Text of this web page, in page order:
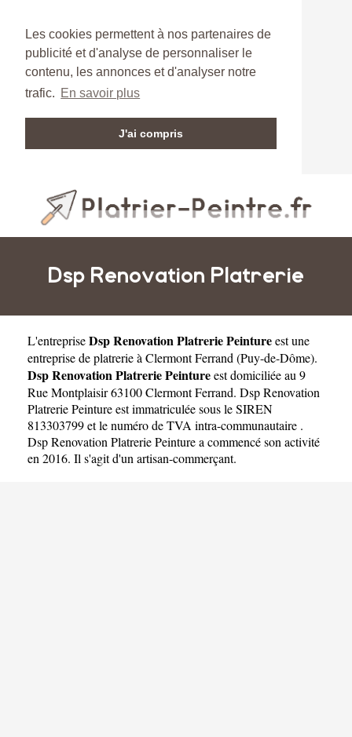
Les cookies permettent à nos partenaires de
publicité et d'analyse de personnaliser le
contenu, les annonces et d'analyser notre
trafic. En savoir plus
J'ai compris
Dsp Renovation Platrerie
Peinture
L'entrepriseDsp Renovation Platrerie Peintureest une
entreprise de platrerie à Clermont Ferrand (Puy-de-Dôme).
Dsp Renovation Platrerie Peintureest domiciliée au 9
Rue Montplaisir 63100 Clermont Ferrand. Dsp Renovation
Platrerie Peinture est immatriculée sous le SIREN
813303799 et le numéro de TVA intra-communautaire .
Dsp Renovation Platrerie Peinture a commencé son activité
en 2016. Il s'agit d'un artisan-commerçant.